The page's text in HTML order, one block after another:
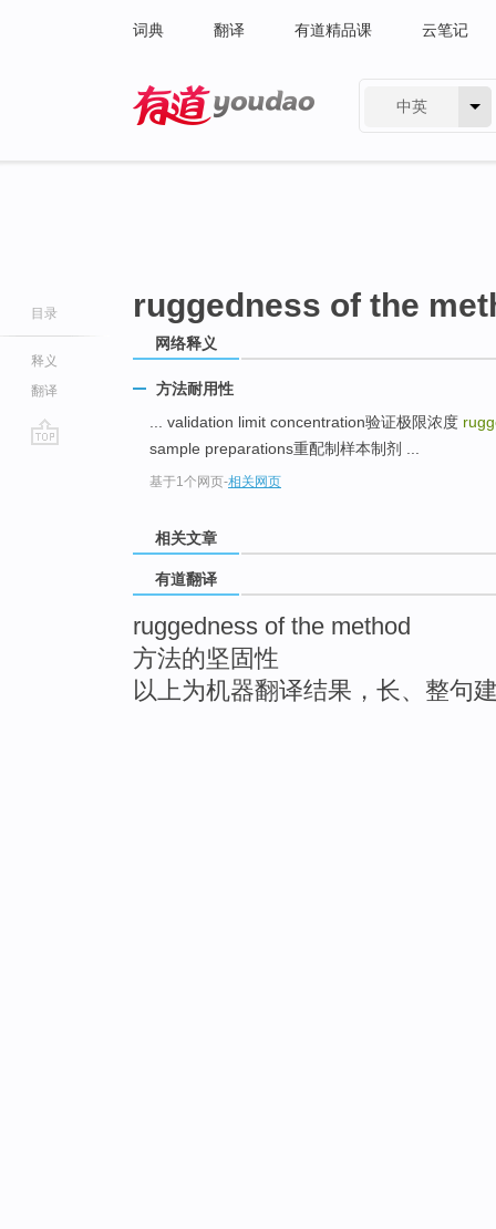
词典 翻译 有道精品课 云笔记
中英
目录
释义
翻译
ruggedness of the
网络释义
方法耐用性
... validation limit concentration验证极限浓度
sample preparations重配制样本制剂 ...
基于1个网页-相关网页
相关文章
有道翻译
ruggedness of the method
方法的坚固性
以上为机器翻译结果，长、整句